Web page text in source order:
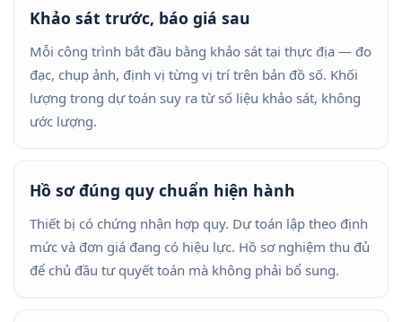
Khảo sát trước, báo giá sau
Mỗi công trình bắt đầu bằng khảo sát tại thực địa — đo
đạc, chụp ảnh, định vị từng vị trí trên bản đồ số. Khối
lượng trong dự toán suy ra từ số liệu khảo sát, không
ước lượng.
Hồ sơ đúng quy chuẩn hiện hành
Thiết bị có chứng nhận hợp quy. Dự toán lập theo định
mức và đơn giá đang có hiệu lực. Hồ sơ nghiệm thu đủ
để chủ đầu tư quyết toán mà không phải bổ sung.